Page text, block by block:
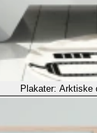
Plakater: Arktiske